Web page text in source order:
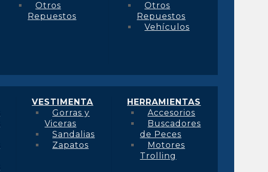
Otros
Repuestos
Otros
Repuestos
Vehículos
VESTIMENTA
Gorras y
Viceras
Sandalias
Zapatos
HERRAMIENTAS
Accesorios
Buscadores
de Peces
Motores
Trolling